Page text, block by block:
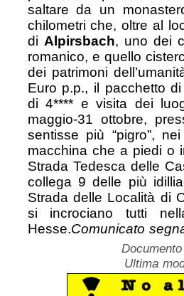
saltare da un
chilometri che, oltre al
di Alpirsbach, uno dei
romanico, e quello
dei patrimoni
Euro p.p., il pacchetto
di 4**** e visita dei
maggio-31 ottobre,
sentisse più “pigro”,
macchina che a piedi o
Strada Tedesca delle
collega 9 delle più
Strada delle Località di
si incrociano tutti
Hesse.Comunicato
Ultima